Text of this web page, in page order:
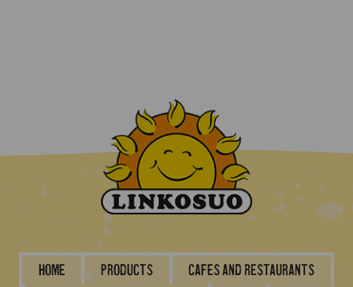
Home Products
Cafes and restaurants